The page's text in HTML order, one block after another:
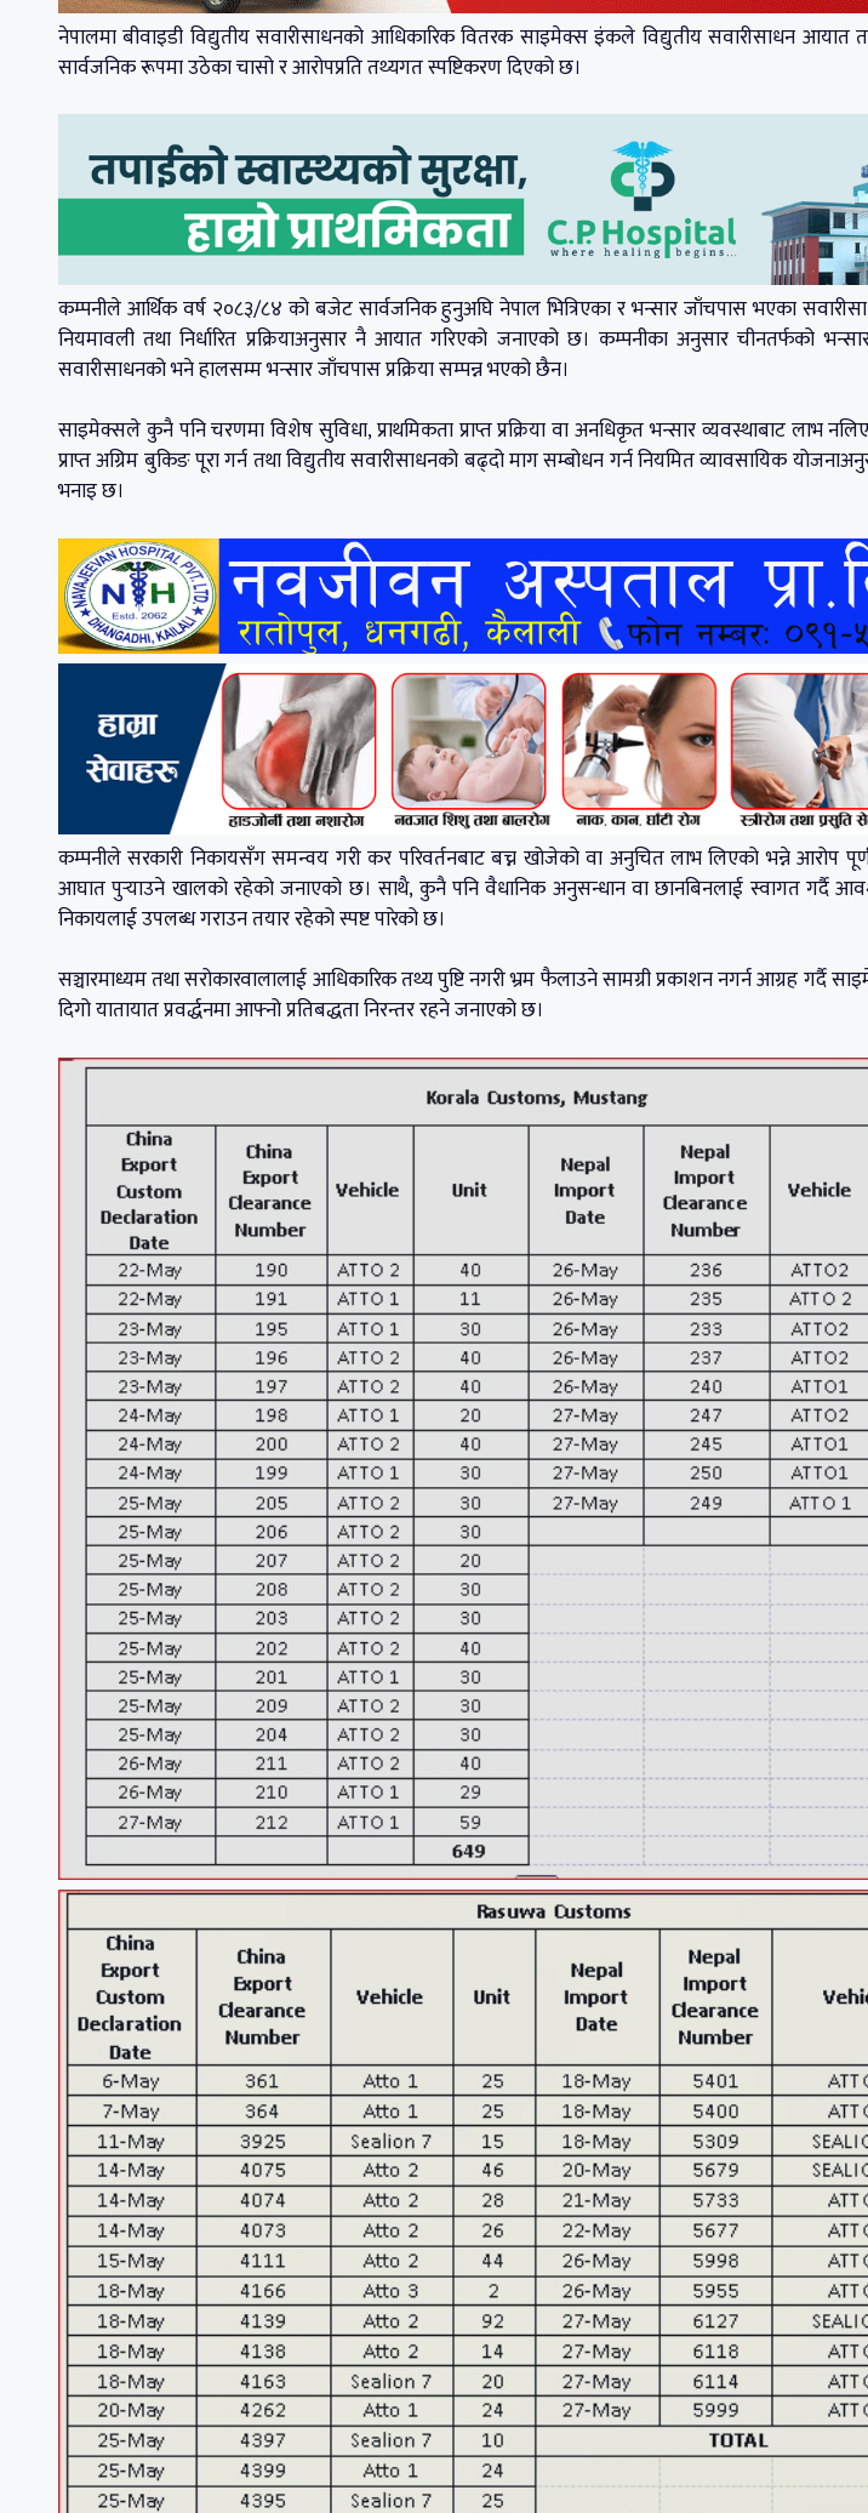
नेपालमा बीवाइडी विद्युतीय सवारीसाधनको आधिकारिक वितरक साइमेक्स इंकले विद्युतीय सवारीसाधन आयात
सार्वजनिक रूपमा उठेका चासो र आरोपप्रति तथ्यगत स्पष्टिकरण दिएको छ।
कम्पनीले आर्थिक वर्ष २०८३/८४ को बजेट सार्वजनिक हुनुअघि नेपाल भित्रिएका र भन्सार जाँचपास भएका
नियमावली तथा निर्धारित प्रक्रियाअनुसार नै आयात गरिएको जनाएको छ। कम्पनीका अनुसार चीनतर्फको
सवारीसाधनको भने हालसम्म भन्सार जाँचपास प्रक्रिया सम्पन्न भएको छैन।
साइमेक्सले कुनै पनि चरणमा विशेष सुविधा, प्राथमिकता प्राप्त प्रक्रिया वा अनधिकृत भन्सार व्यवस्थाबाट लाभ
प्राप्त अग्रिम बुकिङ पूरा गर्न तथा विद्युतीय सवारीसाधनको बढ्दो माग सम्बोधन गर्न नियमित व्यावसायिक
भनाइ छ।
कम्पनीले सरकारी निकायसँग समन्वय गरी कर परिवर्तनबाट बच्न खोजेको वा अनुचित लाभ लिएको भन्ने आरोप पूर्ण
आघात पुर्‍याउने खालको रहेको जनाएको छ। साथै, कुनै पनि वैधानिक अनुसन्धान वा छानबिनलाई स्वागत गर्दै
निकायलाई उपलब्ध गराउन तयार रहेको स्पष्ट पारेको छ।
सञ्चारमाध्यम तथा सरोकारवालालाई आधिकारिक तथ्य पुष्टि नगरी भ्रम फैलाउने सामग्री प्रकाशन नगर्न आग्रह गर्दै
दिगो यातायात प्रवर्द्धनमा आफ्नो प्रतिबद्धता निरन्तर रहने जनाएको छ।